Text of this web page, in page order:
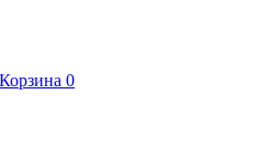
Корзина 0